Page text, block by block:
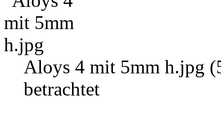
Aloys 4 mit 5mm h.jpg
betrachtet